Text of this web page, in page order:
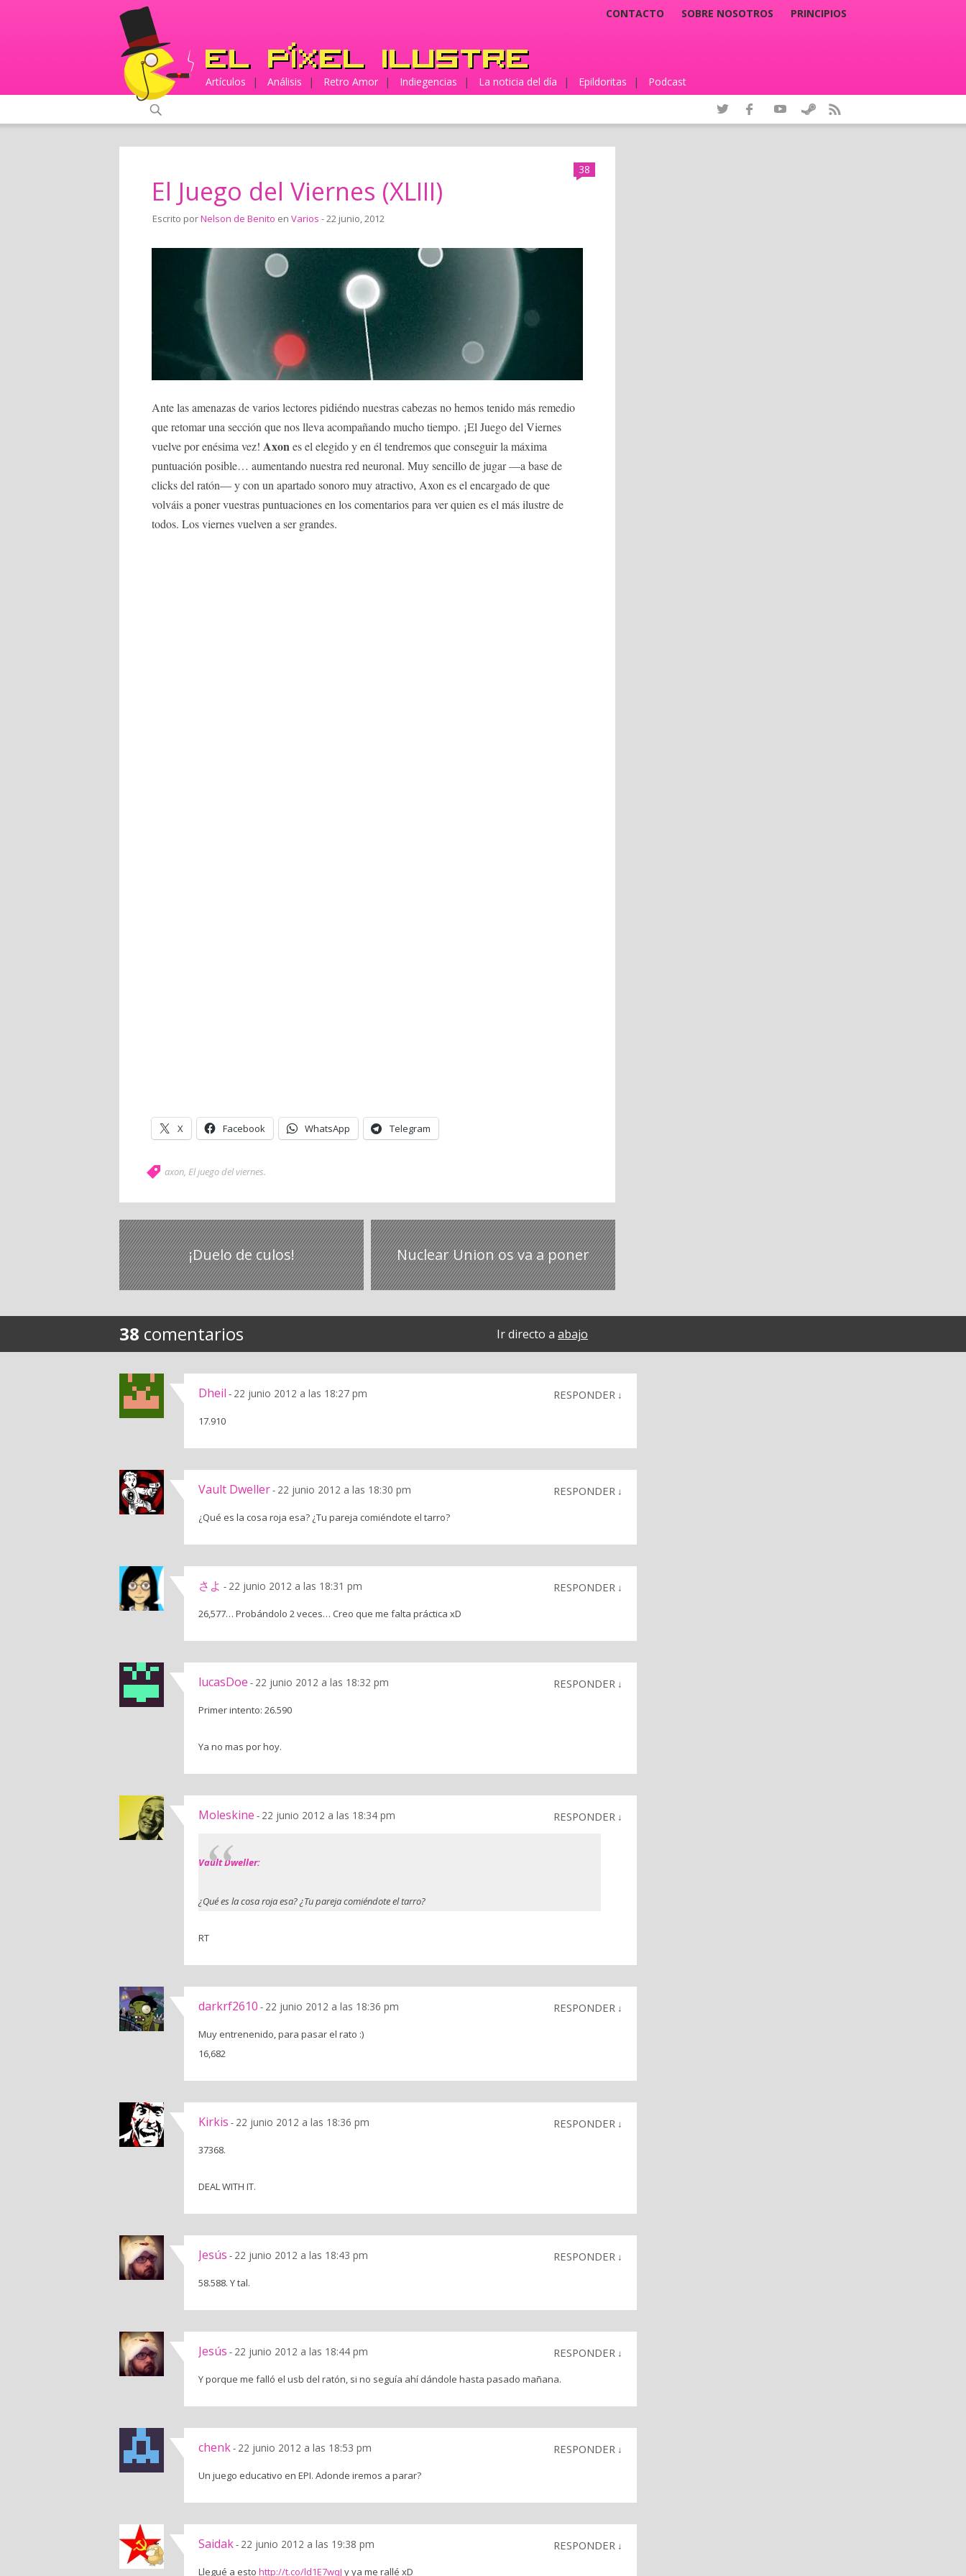
CONTACTO SOBRE NOSOTROS PRINCIPIOS
Artículos | Análisis | Retro Amor | Indiegencias | La noticia del día | Epildoritas | Podcast
38
El Juego del Viernes (XLIII)
Escrito porNelson de Benito en Varios - 22 junio, 2012
Ante las amenazas de varios lectores pidiéndo nuestras cabezas no hemos tenido más remedio
que retomar una sección que nos lleva acompañando mucho tiempo. ¡El Juego del Viernes
vuelve por enésima vez! Axones el elegido y en él tendremos que conseguir la máxima
puntuación posible… aumentando nuestra red neuronal. Muy sencillo de jugar —a base de
clicks del ratón— y con un apartado sonoro muy atractivo, Axon es el encargado de que
volváis a poner vuestras puntuaciones en los comentarios para ver quien es el más ilustre de
todos. Los viernes vuelven a ser grandes.
X Facebook WhatsApp Telegram
axon, El juego del viernes.
¡Duelo de culos! Nuclear Union os va a poner
38 comentarios Ir directo a abajo
Dheil - 22 junio 2012 a las 18:27 pm RESPONDER ↓
17.910
Vault Dweller- 22 junio 2012 a las 18:30 pm RESPONDER ↓
¿Qué es la cosa roja esa? ¿Tu pareja comiéndote el tarro?
さよ - 22 junio 2012 a las 18:31 pm RESPONDER ↓
26,577… Probándolo 2 veces… Creo que me falta práctica xD
lucasDoe - 22 junio 2012 a las 18:32 pm RESPONDER ↓
Primer intento: 26.590
Ya no mas por hoy.
Moleskine - 22 junio 2012 a las 18:34 pm RESPONDER ↓
Vault Dweller:
¿Qué es la cosa roja esa? ¿Tu pareja comiéndote el tarro?
RT
darkrf2610 - 22 junio 2012 a las 18:36 pm RESPONDER ↓
Muy entrenenido, para pasar el rato :)
16,682
Kirkis - 22 junio 2012 a las 18:36 pm RESPONDER ↓
37368.
DEAL WITH IT.
Jesús - 22 junio 2012 a las 18:43 pm RESPONDER ↓
58.588. Y tal.
Jesús - 22 junio 2012 a las 18:44 pm RESPONDER ↓
Y porque me falló el usb del ratón, si no seguía ahí dándole hasta pasado mañana.
chenk- 22 junio 2012 a las 18:53 pm RESPONDER ↓
Un juego educativo en EPI. Adonde iremos a parar?
Saidak- 22 junio 2012 a las 19:38 pm RESPONDER ↓
Llegué a esto http://t.co/ld1E7wqJ y ya me rallé xD